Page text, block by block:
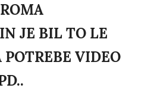
JE BIL TO LE
VIDEO